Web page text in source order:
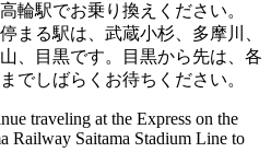
輪駅でお乗り換えください。
まる駅は、武蔵小杉、多摩川、
、目黒です。目黒から先は、各
でしばらくお待ちください。
traveling at the Express on the
Railway Saitama Stadium Line to